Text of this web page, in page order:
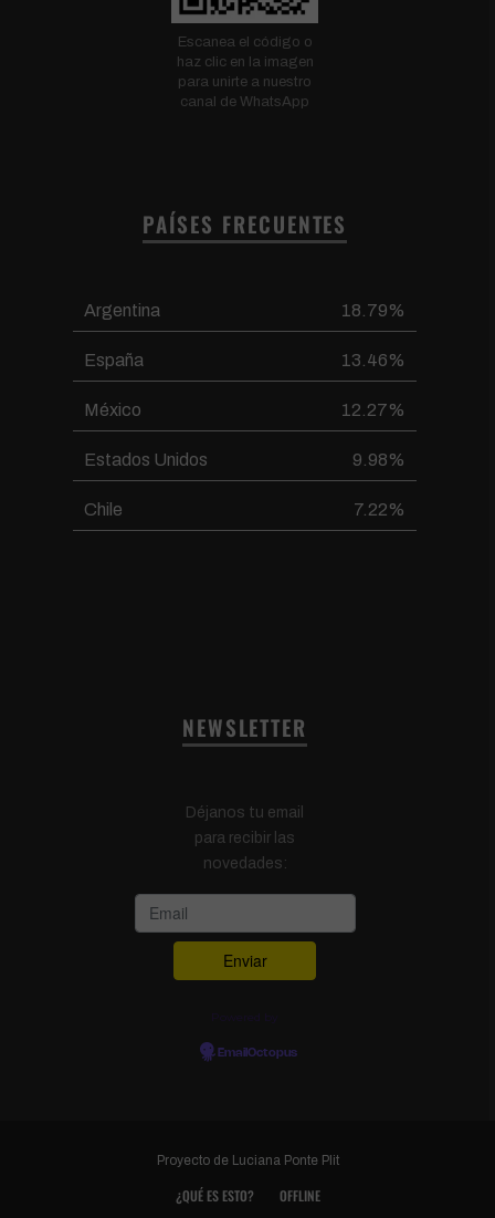
Escanea el código o
haz clic en la imagen
para unirte a nuestro
canal de WhatsApp
PAÍSES FRECUENTES
Argentina 18.79%
España 13.46%
México 12.27%
Estados Unidos 9.98%
Chile 7.22%
NEWSLETTER
Déjanos tu email
para recibir las
novedades:
EmailOctopus
Proyecto de Luciana Ponte Plit
¿QUÉ ES ESTO? OFFLINE